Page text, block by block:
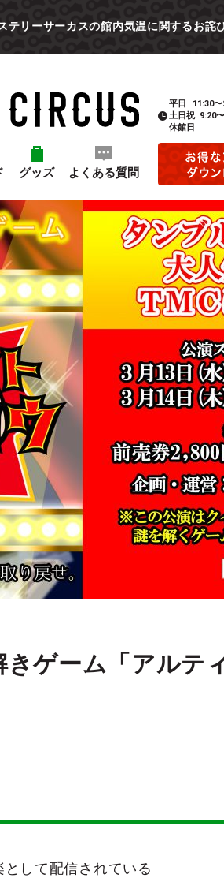
テリーサーカスの館内気温に関するお
グッズ よくある質問
平日
11:30
土日祝 9:20
休館日
きゲーム「アルテ
して配信されている